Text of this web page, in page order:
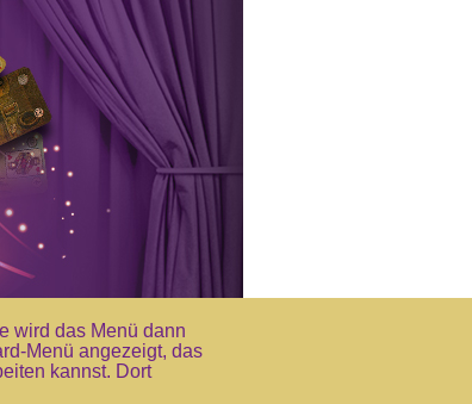
wird das Menü dann
Menü angezeigt, das
kannst. Dort